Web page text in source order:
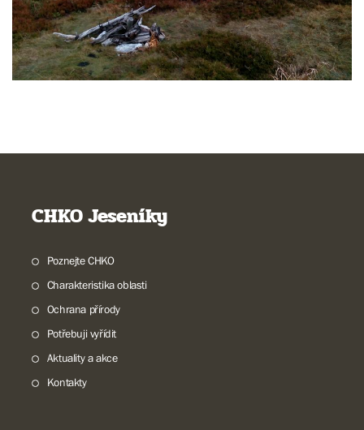
CHKO Jeseníky
Poznejte CHKO
Charakteristika oblasti
Ochrana přírody
Potřebuji vyřídit
Aktuality a akce
Kontakty